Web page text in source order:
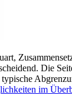
Die
im